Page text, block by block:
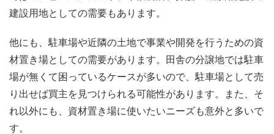
建設用地としての需要もあります。
他にも、駐車場や近隣の土地で事業や開発を行うための資
材置き場としての需要があります。田舎の分譲地では駐車
場が無くて困っているケースが多いので、駐車場として売
り出せば買主を見つけられる可能性があります。また、そ
れ以外にも、資材置き場に使いたいニーズも意外と多いで
す。